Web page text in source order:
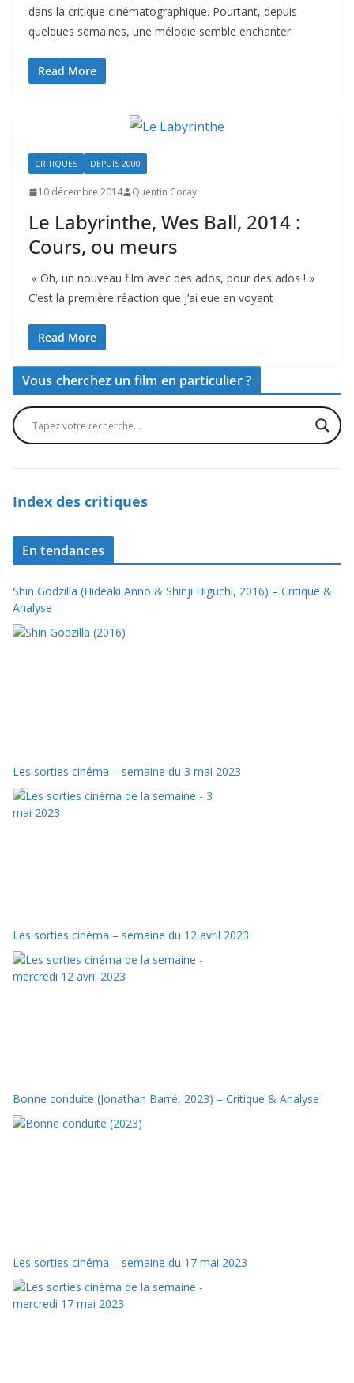
dans la critique cinématographique. Pourtant, depuis
quelques semaines, une mélodie semble enchanter
Read More
CRITIQUES DEPUIS 2000
10 décembre 2014 Quentin Coray
Le Labyrinthe, Wes Ball, 2014 :
Cours, ou meurs
« Oh, un nouveau film avec des ados, pour des ados ! »
C’est la première réaction que j’ai eue en voyant
Read More
Vous cherchez un film en particulier ?
Index des critiques
En tendances
Shin Godzilla (Hideaki Anno & Shinji Higuchi, 2016) – Critique &
Analyse
Les sorties cinéma – semaine du 3 mai 2023
Les sorties cinéma – semaine du 12 avril 2023
Bonne conduite (Jonathan Barré, 2023) – Critique & Analyse
Les sorties cinéma – semaine du 17 mai 2023